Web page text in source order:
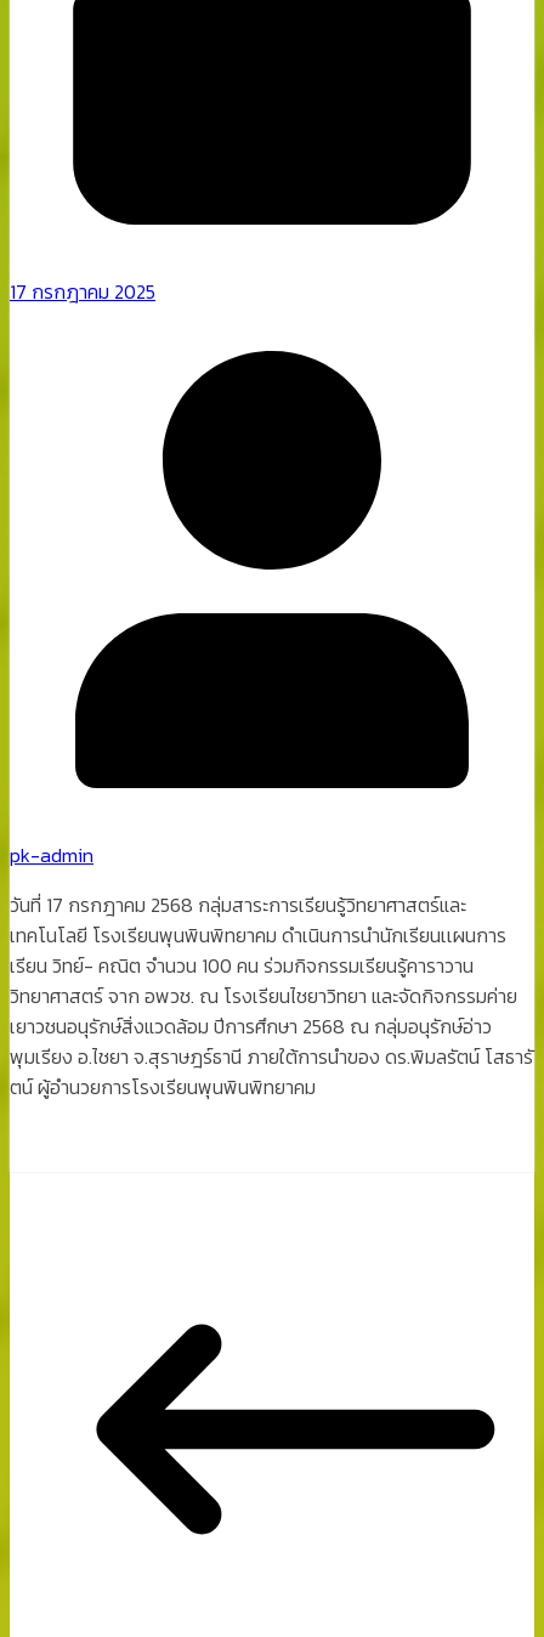
17 กรกฎาคม 2025
pk-admin
วันที่ 17 กรกฎาคม 2568 กลุ่มสาระการเรียนรู้วิทยาศาสตร์และ
เทคโนโลยี โรงเรียนพุนพินพิทยาคม ดำเนินการนำนักเรียนเเผนการ
เรียน วิทย์- คณิต จำนวน 100 คน ร่วมกิจกรรมเรียนรู้คาราวาน
วิทยาศาสตร์ จาก อพวช. ณ โรงเรียนไชยาวิทยา และจัดกิจกรรมค่าย
เยาวชนอนุรักษ์สิ่งแวดล้อม ปีการศึกษา 2568 ณ กลุ่มอนุรักษ์อ่าว
พุมเรียง อ.ไชยา จ.สุราษฎร์ธานี ภายใต้การนำของ ดร.พิมลรัตน์ โสธารั
ตน์ ผู้อำนวยการโรงเรียนพุนพินพิทยาคม